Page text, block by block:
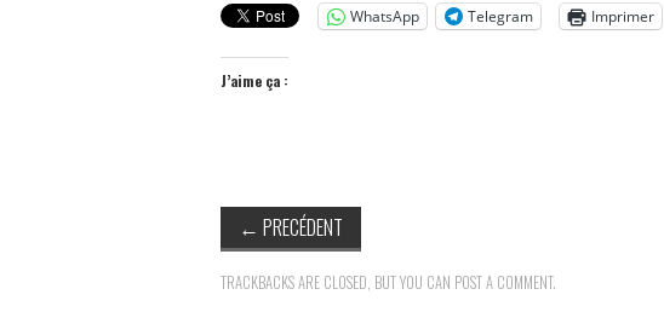
WhatsApp
Telegram Imprimer
J’aime ça :
← PRECÉDENT
TRACKBACKS ARE CLOSED, BUT YOU CAN POST A COMMENT.